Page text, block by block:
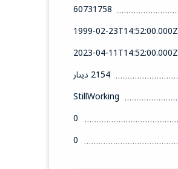
60731758
1999-02-23T14:52:00.000Z
2023-04-11T14:52:00.000Z
2154 دينار
StillWorking
0
0